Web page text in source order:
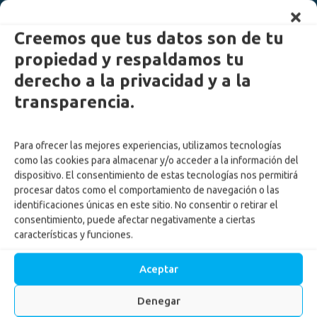
Creemos que tus datos son de tu
propiedad y respaldamos tu
derecho a la privacidad y a la
transparencia.
Para ofrecer las mejores experiencias, utilizamos tecnologías
como las cookies para almacenar y/o acceder a la información del
dispositivo. El consentimiento de estas tecnologías nos permitirá
procesar datos como el comportamiento de navegación o las
identificaciones únicas en este sitio. No consentir o retirar el
consentimiento, puede afectar negativamente a ciertas
características y funciones.
Aceptar
Denegar
Yoga: Beneficios para la